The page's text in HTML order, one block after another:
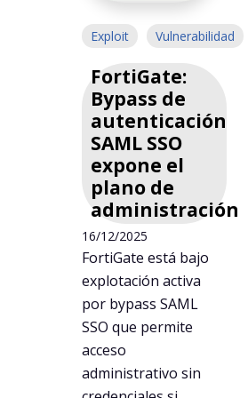
Exploit Vulnerabilidad
FortiGate:
Bypass de
autenticación
SAML SSO
expone el
plano de
administración
16/12/2025
FortiGate está bajo
explotación activa
por bypass SAML
SSO que permite
acceso
administrativo sin